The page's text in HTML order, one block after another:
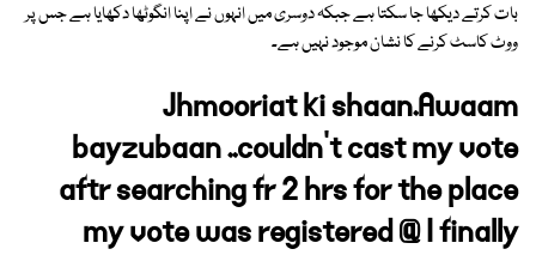
بات کرتے دیکھا جا سکتا ہے جبکہ دوسری میں انہوں نے اپنا انگوٹھا دکھایا ہے جس پر
ووٹ کاسٹ کرنے کا نشان موجود نہیں ہے۔
Jhmooriat ki shaan.Awaam
bayzubaan ..couldn't cast my vote
aftr searching fr 2 hrs for the place
my vote was registered @ I finally